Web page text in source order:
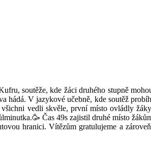
soutěže, kde žáci druhého stupně
hádá. V jazykové učebně, kde soutěž
všichni vedli skvěle, první místo ovládly
Čas 49s zajistil druhé místo
hranici. Vítězům gratulujeme a